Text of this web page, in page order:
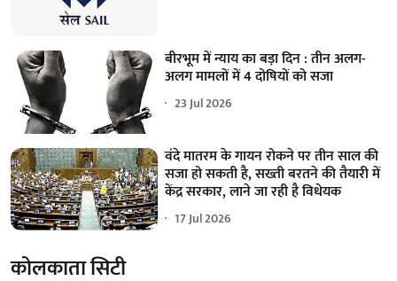
बीरभूम में न्याय का बड़ा दिन : तीन अलग-
अलग मामलों में 4 दोषियों को सजा
23 Jul 2026
वंदे मातरम के गायन रोकने पर तीन साल की
सजा हो सकती है, सख्ती बरतने की तैयारी में
केंद्र सरकार, लाने जा रही है विधेयक
17 Jul 2026
कोलकाता सिटी